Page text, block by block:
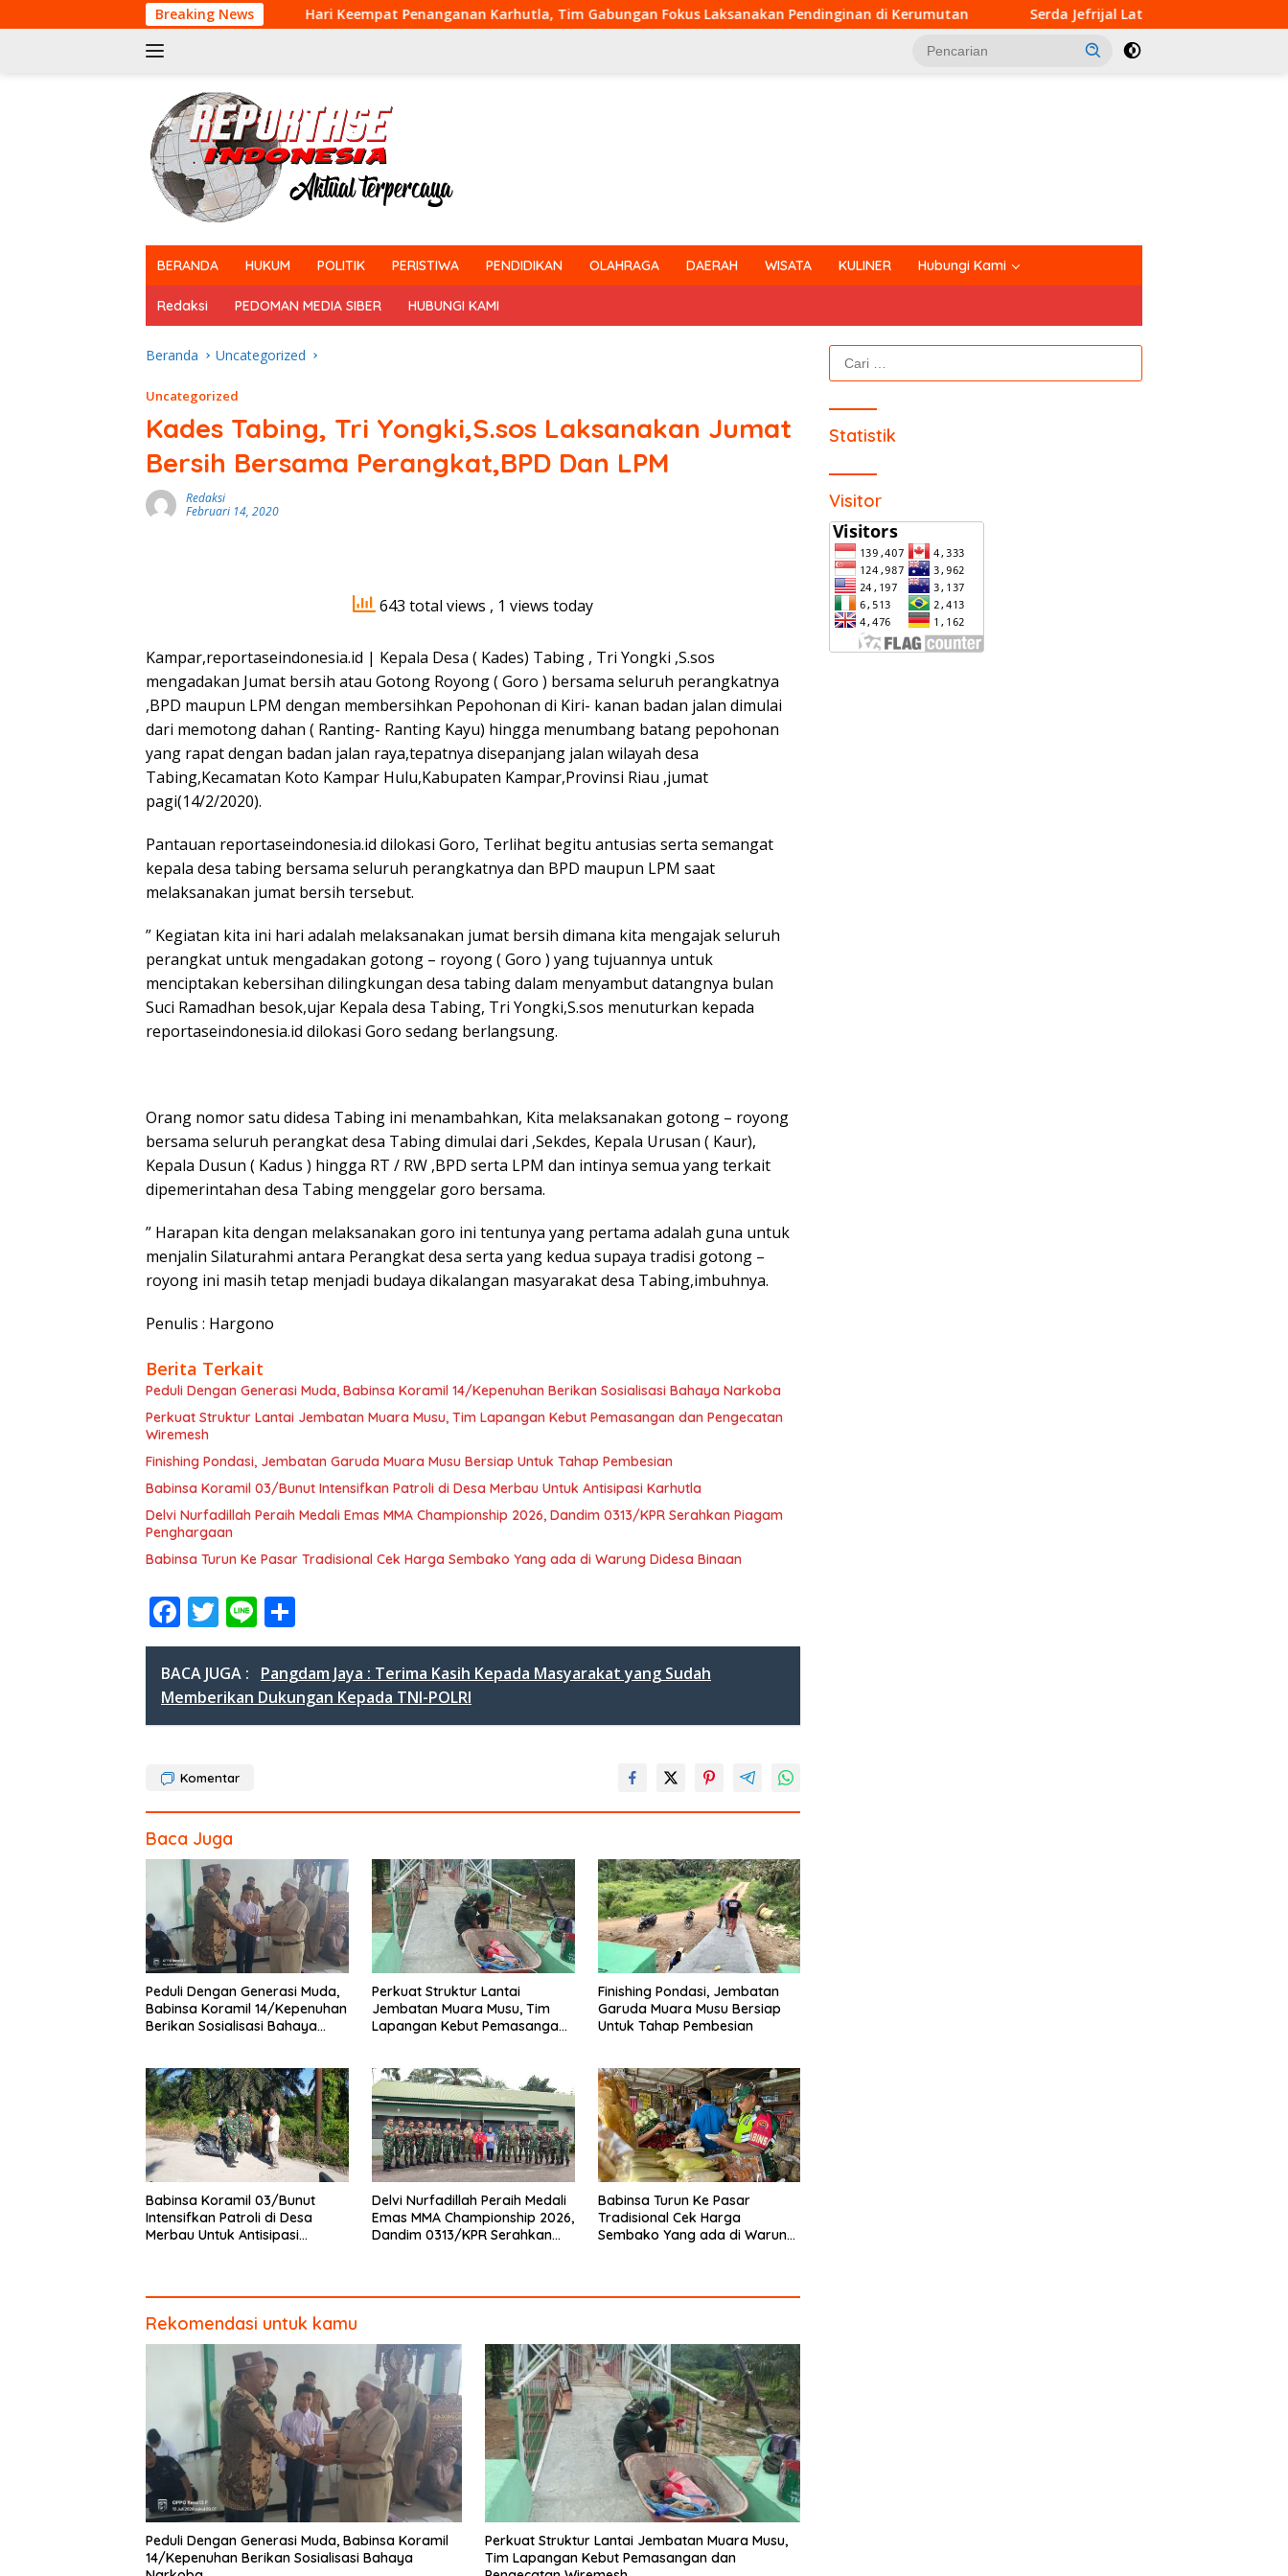
ke
Breaking News
Hari Keempat Penanganan Karhutla, Tim Gabungan Fokus Laksanakan Pendinginan di Kerumutan Serda Jefrijal Latih Calon Anggota Pasukan Pengibar
BERANDA HUKUM POLITIK PERISTIWA PENDIDIKAN OLAHRAGA DAERAH WISATA KULINER Hubungi Kami
Redaksi PEDOMAN MEDIA SIBER HUBUNGI KAMI
Beranda Uncategorized
Uncategorized
Kades Tabing, Tri Yongki,S.sos Laksanakan Jumat
Bersih Bersama Perangkat,BPD Dan LPM
Redaksi
Februari 14, 2020
643 total views , 1 views today
Kampar,reportaseindonesia.id | Kepala Desa ( Kades) Tabing , Tri Yongki ,S.sos
mengadakan Jumat bersih atau Gotong Royong ( Goro ) bersama seluruh perangkatnya
,BPD maupun LPM dengan membersihkan Pepohonan di Kiri- kanan badan jalan dimulai
dari memotong dahan ( Ranting- Ranting Kayu) hingga menumbang batang pepohonan
yang rapat dengan badan jalan raya,tepatnya disepanjang jalan wilayah desa
Tabing,Kecamatan Koto Kampar Hulu,Kabupaten Kampar,Provinsi Riau ,jumat
pagi(14/2/2020).
Pantauan reportaseindonesia.id dilokasi Goro, Terlihat begitu antusias serta semangat
kepala desa tabing bersama seluruh perangkatnya dan BPD maupun LPM saat
melaksanakan jumat bersih tersebut.
” Kegiatan kita ini hari adalah melaksanakan jumat bersih dimana kita mengajak seluruh
perangkat untuk mengadakan gotong – royong ( Goro ) yang tujuannya untuk
menciptakan kebersihan dilingkungan desa tabing dalam menyambut datangnya bulan
Suci Ramadhan besok,ujar Kepala desa Tabing, Tri Yongki,S.sos menuturkan kepada
reportaseindonesia.id dilokasi Goro sedang berlangsung.
Orang nomor satu didesa Tabing ini menambahkan, Kita melaksanakan gotong – royong
bersama seluruh perangkat desa Tabing dimulai dari ,Sekdes, Kepala Urusan ( Kaur),
Kepala Dusun ( Kadus ) hingga RT / RW ,BPD serta LPM dan intinya semua yang terkait
dipemerintahan desa Tabing menggelar goro bersama.
” Harapan kita dengan melaksanakan goro ini tentunya yang pertama adalah guna untuk
menjalin Silaturahmi antara Perangkat desa serta yang kedua supaya tradisi gotong –
royong ini masih tetap menjadi budaya dikalangan masyarakat desa Tabing,imbuhnya.
Penulis : Hargono
Berita Terkait
Peduli Dengan Generasi Muda, Babinsa Koramil 14/Kepenuhan Berikan Sosialisasi Bahaya Narkoba
Perkuat Struktur Lantai Jembatan Muara Musu, Tim Lapangan Kebut Pemasangan dan Pengecatan
Wiremesh
Finishing Pondasi, Jembatan Garuda Muara Musu Bersiap Untuk Tahap Pembesian
Babinsa Koramil 03/Bunut Intensifkan Patroli di Desa Merbau Untuk Antisipasi Karhutla
Delvi Nurfadillah Peraih Medali Emas MMA Championship 2026, Dandim 0313/KPR Serahkan Piagam
Penghargaan
Babinsa Turun Ke Pasar Tradisional Cek Harga Sembako Yang ada di Warung Didesa Binaan
F
ac
e
b
o
o
k
T
w
itt
er
Li
n
e
h
ar
e
BACA JUGA :
Pangdam Jaya : Terima Kasih Kepada Masyarakat yang Sudah
Memberikan Dukungan Kepada TNI-POLRI
Komentar
Baca Juga
Peduli Dengan Generasi Muda,
Babinsa Koramil 14/Kepenuhan
Berikan Sosialisasi Bahaya
Perkuat Struktur Lantai
Jembatan Muara Musu, Tim
Lapangan Kebut Pemasangan
Finishing Pondasi, Jembatan
Garuda Muara Musu Bersiap
Untuk Tahap Pembesian
Babinsa Koramil 03/Bunut
Intensifkan Patroli di Desa
Merbau Untuk Antisipasi
Delvi Nurfadillah Peraih Medali
Emas MMA Championship 2026,
Dandim 0313/KPR Serahkan
Babinsa Turun Ke Pasar
Tradisional Cek Harga
Sembako Yang ada di Warung
Rekomendasi untuk kamu
Peduli Dengan Generasi Muda, Babinsa Koramil
14/Kepenuhan Berikan Sosialisasi Bahaya
Perkuat Struktur Lantai Jembatan Muara Musu,
Tim Lapangan Kebut Pemasangan dan
Cari
untuk:
Statistik
Visitor